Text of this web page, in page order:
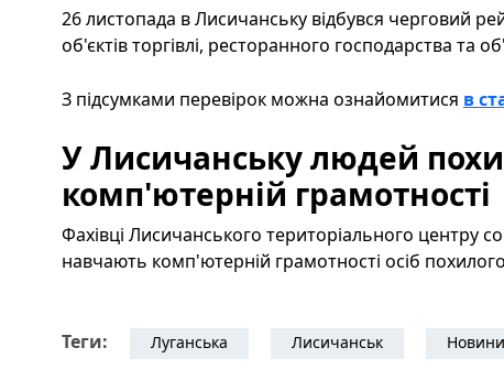
26 листопада в Лисичанську відбувся черговий
об'єктів торгівлі, ресторанного господарства та
З підсумками перевірок можна ознайомитися в
У Лисичанську людей
комп'ютерній грамотності
Фахівці Лисичанського територіального центру
навчають комп'ютерній грамотності осіб
Теги: Луганська Лисичанськ